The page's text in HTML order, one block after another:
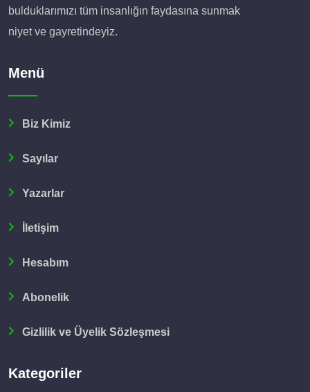
bulduklarımızı tüm insanlığın faydasına sunmak
niyet ve gayretindeyiz.
Menü
Biz Kimiz
Sayılar
Yazarlar
İletişim
Hesabım
Abonelik
Gizlilik ve Üyelik Sözleşmesi
Kategoriler